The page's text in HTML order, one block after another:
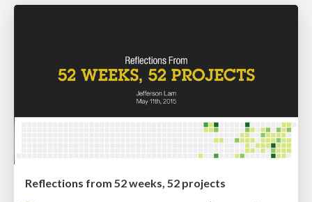
Reflections from 52 weeks, 52 projects